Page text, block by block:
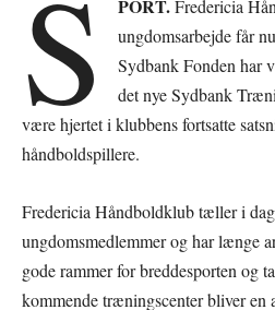
S PORT.Fredericia
ungdomsarbejde får
Sydbank Fonden har
det nye Sydbank
være hjertet i klubbens fortsatte
håndboldspillere.
Fredericia Håndboldklub tæller i
ungdomsmedlemmer og har længe
gode rammer for breddesporten og
kommende træningscenter bliver en